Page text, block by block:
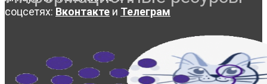
соцсетях: Вконтакте и Телеграм